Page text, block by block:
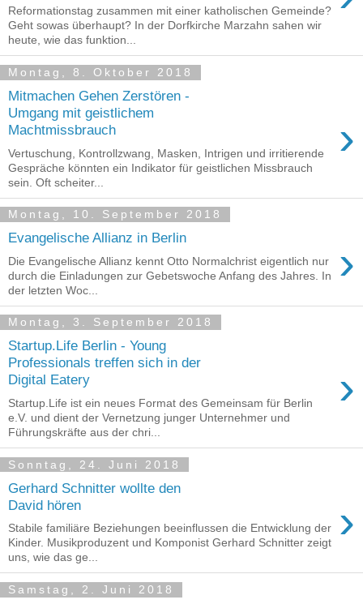
Reformationstag zusammen mit einer katholischen Gemeinde?
Geht sowas überhaupt? In der Dorfkirche Marzahn sahen wir
heute, wie das funktion...
Montag, 8. Oktober 2018
Mitmachen Gehen Zerstören -
Umgang mit geistlichem
Machtmissbrauch
›
Vertuschung, Kontrollzwang, Masken, Intrigen und irritierende
Gespräche könnten ein Indikator für geistlichen Missbrauch
sein. Oft scheiter...
Montag, 10. September 2018
Evangelische Allianz in Berlin ›
Die Evangelische Allianz kennt Otto Normalchrist eigentlich nur
durch die Einladungen zur Gebetswoche Anfang des Jahres. In
der letzten Woc...
Montag, 3. September 2018
Startup.Life Berlin - Young
Professionals treffen sich in der
Digital Eatery
›
Startup.Life ist ein neues Format des Gemeinsam für Berlin
e.V. und dient der Vernetzung junger Unternehmer und
Führungskräfte aus der chri...
Sonntag, 24. Juni 2018
Gerhard Schnitter wollte den
David hören
›
Stabile familiäre Beziehungen beeinflussen die Entwicklung der
Kinder. Musikproduzent und Komponist Gerhard Schnitter zeigt
uns, wie das ge...
Samstag, 2. Juni 2018